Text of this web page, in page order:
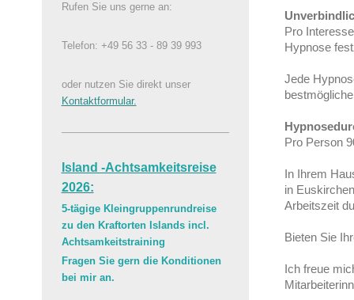
Pro
Hypnose
Jede
Pro Person
In Ihrem
in
Arbeitszeit
Bieten Sie
Ich freue
Rufen Sie uns gerne an:
Telefon: +49 56 33 - 89 39 993
oder nutzen Sie direkt unser
Kontaktformular.
Island -Achtsamkeitsreise
2026:
5-tägige Kleingruppenrundreise
zu den Kraftorten Islands incl.
Achtsamkeitstraining
Fragen Sie gern die Konditionen
bei mir an.